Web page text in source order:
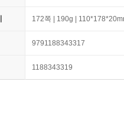
172쪽 | 190g |
9791188343317
1188343319